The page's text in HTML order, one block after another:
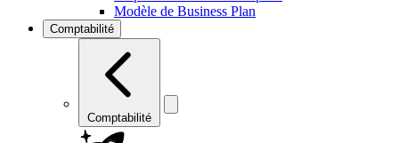
Modèle de Business Plan
Comptabilité
Comptabilité